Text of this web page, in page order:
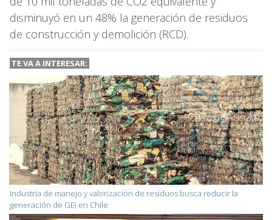
disminuyó en un 48% la generación de residuos
de construcción y demolición (RCD).
TE VA A INTERESAR:
Industria de manejo y valorización de residuos busca reducir la
generación de GEI en Chile